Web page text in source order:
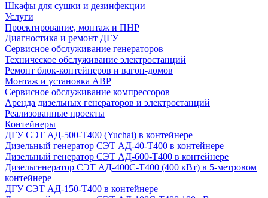
Шкафы для сушки и дезинфекции
Услуги
Проектирование, монтаж и ПНР
Диагностика и ремонт ДГУ
Сервисное обслуживание генераторов
Техническое обслуживание электростанций
Ремонт блок-контейнеров и вагон-домов
Монтаж и установка АВР
Сервисное обслуживание компрессоров
Аренда дизельных генераторов и электростанций
Реализованные проекты
Контейнеры
ДГУ СЭТ АД-500-Т400 (Yuchai) в контейнере
Дизельный генератор СЭТ АД-40-Т400 в контейнере
Дизельный генератор СЭТ АД-600-Т400 в контейнере
Дизельгенератор СЭТ АД-400С-Т400 (400 кВт) в 5-метровом
контейнере
ДГУ СЭТ АД-150-Т400 в контейнере